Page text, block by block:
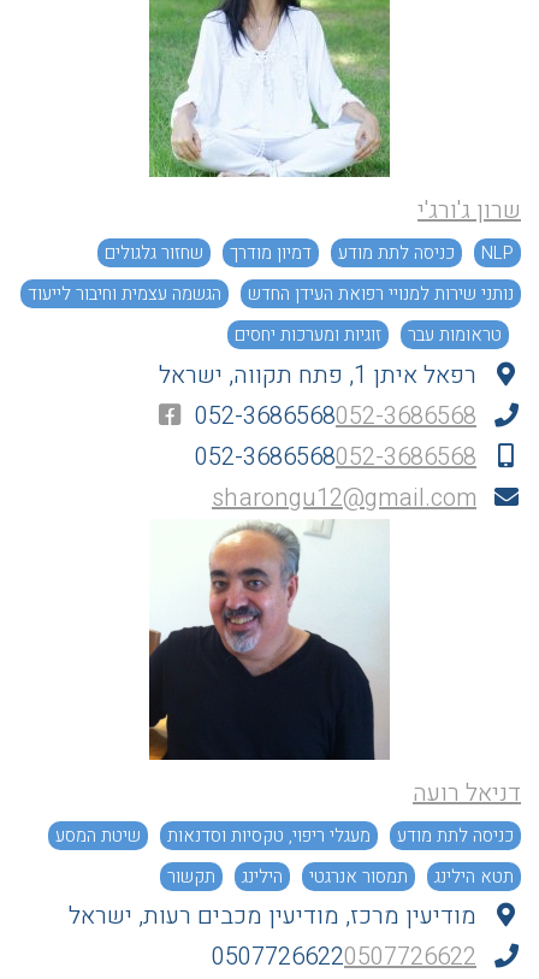
שרון ג'ורג'י
NLP כניסה לתת מודע דמיון מודרך
שחזור גלגולים
נותני שירות למנויי רפואת העידן החדש
הגשמה עצמית וחיבור לייעוד
טראומות עבר
זוגיות ומערכות יחסים
התגברות על פחדים וחסמים רגשיים
רפאל איתן 1, פתח תקווה, ישראל
052-3686568052-3686568
052-3686568052-3686568
sharongu12@gmail.com
דניאל רועה
כניסה לתת מודע מעגלי ריפוי, טקסיות וסדנאות
שיטת המסע
תטא הילינג
תמסור אנרגטי הילינג תקשור
מודיעין מרכז, מודיעין מכבים רעות, ישראל
05077266220507726622